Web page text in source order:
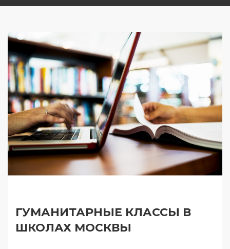
ГУМАНИТАРНЫЕ КЛАССЫ В
ШКОЛАХ МОСКВЫ